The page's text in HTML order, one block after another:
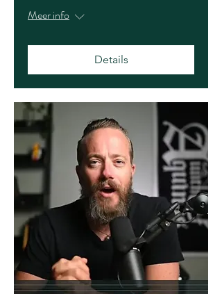
Meer info
Details